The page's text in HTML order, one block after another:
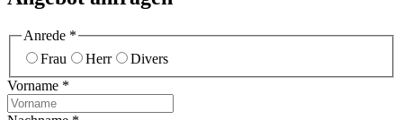
Anrede *
Frau
Herr
Divers
Vorname *